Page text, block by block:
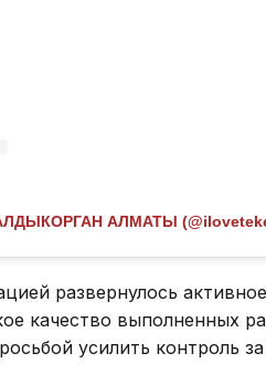
АЛМАТЫ
развернулось
качество выполненных
усилить контроль